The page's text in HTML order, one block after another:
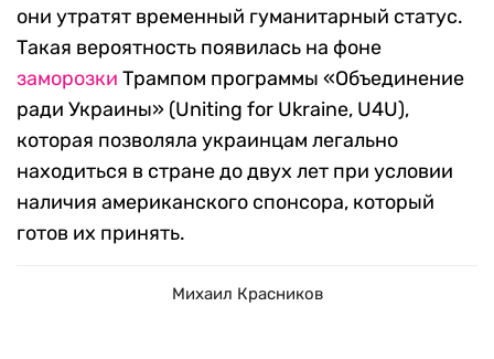
они утратят временный гуманитарный статус.
Такая вероятность появилась на фоне
заморозки Трампом программы «Объединение
ради Украины» (Uniting for Ukraine, U4U),
которая позволяла украинцам легально
находиться в стране до двух лет при условии
наличия американского спонсора, который
готов их принять.
Михаил Красников